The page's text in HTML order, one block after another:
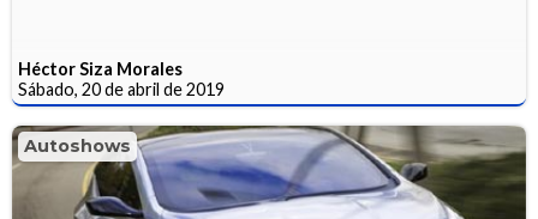
Héctor Siza Morales
Sábado, 20 de abril de 2019
Autoshows